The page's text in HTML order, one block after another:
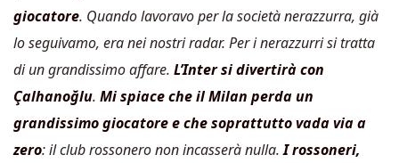
giocatore. Quando lavoravo per la società nerazzurra, già
lo seguivamo, era nei nostri radar. Per i nerazzurri si tratta
di un grandissimo affare. L’Inter si divertirà con
Çalhanoğlu. Mi spiace che il Milan perda un
grandissimo giocatore e che soprattutto vada via a
zero: il club rossonero non incasserà nulla. I rossoneri,